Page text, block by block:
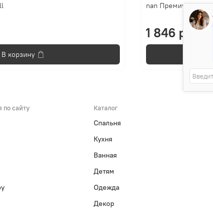
В корзину
nan Премиум
1 846 р.
по сайту Каталог
Спальня
Кухня
Ванная
Детям
Одежда
Декор